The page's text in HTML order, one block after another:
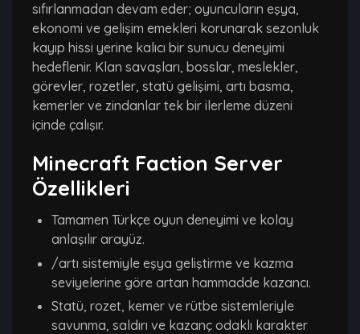
sıfırlanmadan devam eder; oyuncuların eşya,
ekonomi ve gelişim emekleri korunarak sezonluk
kayıp hissi yerine kalıcı bir sunucu deneyimi
hedeflenir. Klan savaşları, bosslar, meslekler,
görevler, rozetler, statü gelişimi, artı basma,
kemerler ve zindanlar tek bir ilerleme düzeni
içinde çalışır.
Minecraft Faction Server
Özellikleri
Tamamen Türkçe oyun deneyimi ve kolay
anlaşılır arayüz.
/artı sistemiyle eşya geliştirme ve kazma
seviyelerine göre artan hammadde kazancı.
Statü, rozet, kemer ve rütbe sistemleriyle
savunma, saldırı ve kazanç odaklı karakter